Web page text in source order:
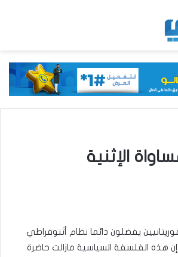
الإثنية
يفضلون دائما نظام أثنوقراطي
هذه الفلسفة السياسية مازالت حاضرة